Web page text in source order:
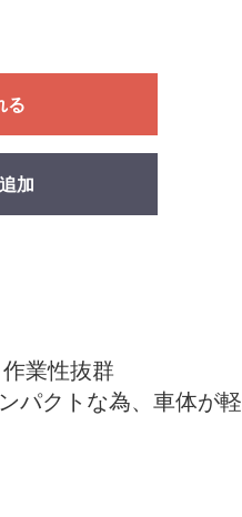
る
加
業性抜群
パクトな為、車体が軽